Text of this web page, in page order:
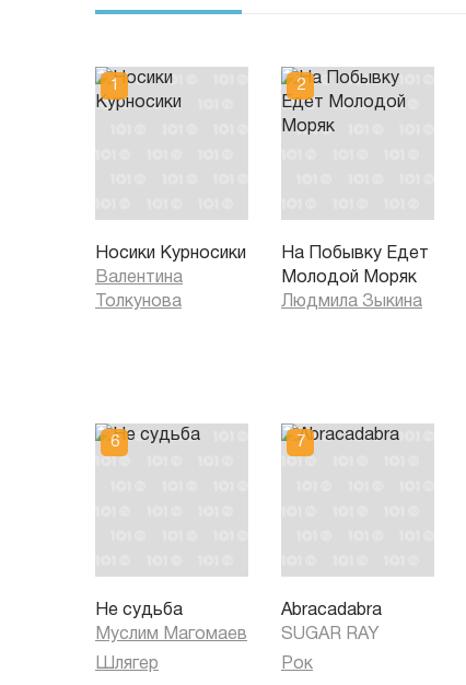
Носики Курносики
Валентина
Толкунова
На Побывку Едет
Молодой Моряк
Людмила Зыкина
Не судьба
Муслим Магомаев
Шлягер
Abracadabra
SUGAR RAY
Рок